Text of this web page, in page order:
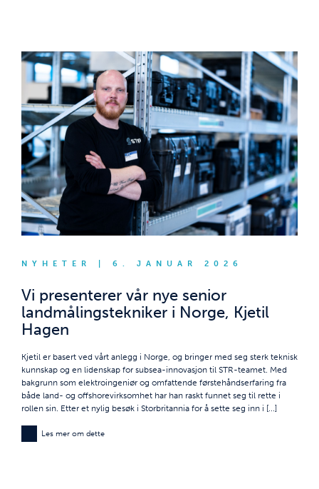
NYHETER | 6. JANUAR 2026
Vi presenterer vår nye senior
landmålingstekniker i Norge, Kjetil
Hagen
Kjetil er basert ved vårt anlegg i Norge, og bringer med seg sterk teknisk
kunnskap og en lidenskap for subsea-innovasjon til STR-teamet. Med
bakgrunn som elektroingeniør og omfattende førstehåndserfaring fra
både land- og offshorevirksomhet har han raskt funnet seg til rette i
rollen sin. Etter et nylig besøk i Storbritannia for å sette seg inn i [...]
Les mer om dette